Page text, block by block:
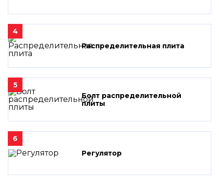
4
Распределительная плита
5
Болт распределительной
плиты
6
Регулятор